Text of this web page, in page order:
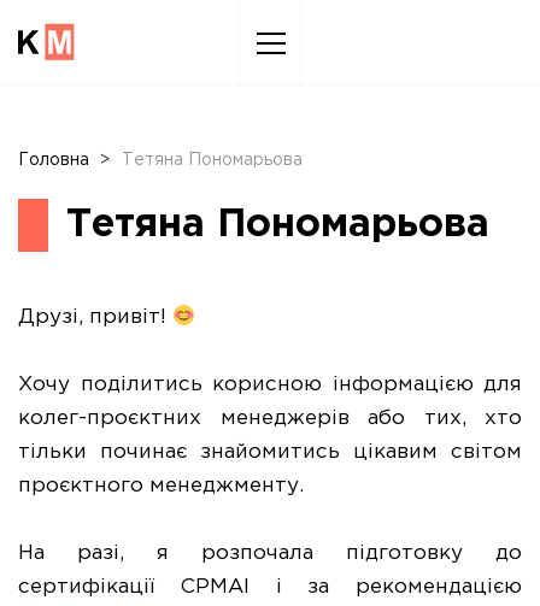
Головна > Тетяна Пономарьова
Тетяна Пономарьова
Друзі, привіт!
Хочу поділитись корисною інформацією для
колег-проєктних менеджерів або тих, хто
тільки починає знайомитись цікавим світом
проєктного менеджменту.
На разі, я розпочала підготовку до
сертифікації CPMAI і за рекомендацією